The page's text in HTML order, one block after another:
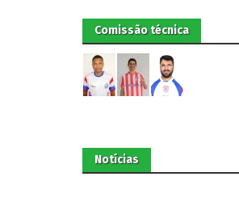
Comissão técnica
Notícias